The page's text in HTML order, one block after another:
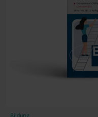
Bildung